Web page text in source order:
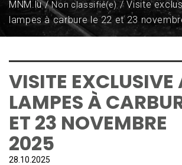
MNM.lu Non classifié(e)
Visite
lampes à carbure le 22 et 23
VISITE EXCLUSIVE
LAMPES À
ET 23 NOVEMBRE
2025
28. 10 2025